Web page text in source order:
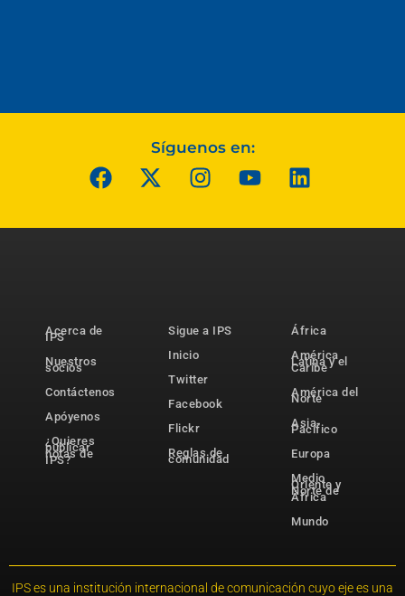
Síguenos en:
Acerca de
IPS
Nuestros
socios
Contáctenos
Apóyenos
¿Quieres
publicar
notas de
IPS?
Sigue a IPS
Inicio
Twitter
Facebook
Flickr
Reglas de
comunidad
África
América
Latina y el
Caribe
América del
Norte
Asia-
Pacífico
Europa
Medio
Oriente y
Norte de
África
Mundo
IPS es una institución internacional de comunicación cuyo eje es una